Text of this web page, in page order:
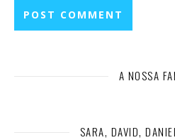
A NOSSA
SARA, DAVID,